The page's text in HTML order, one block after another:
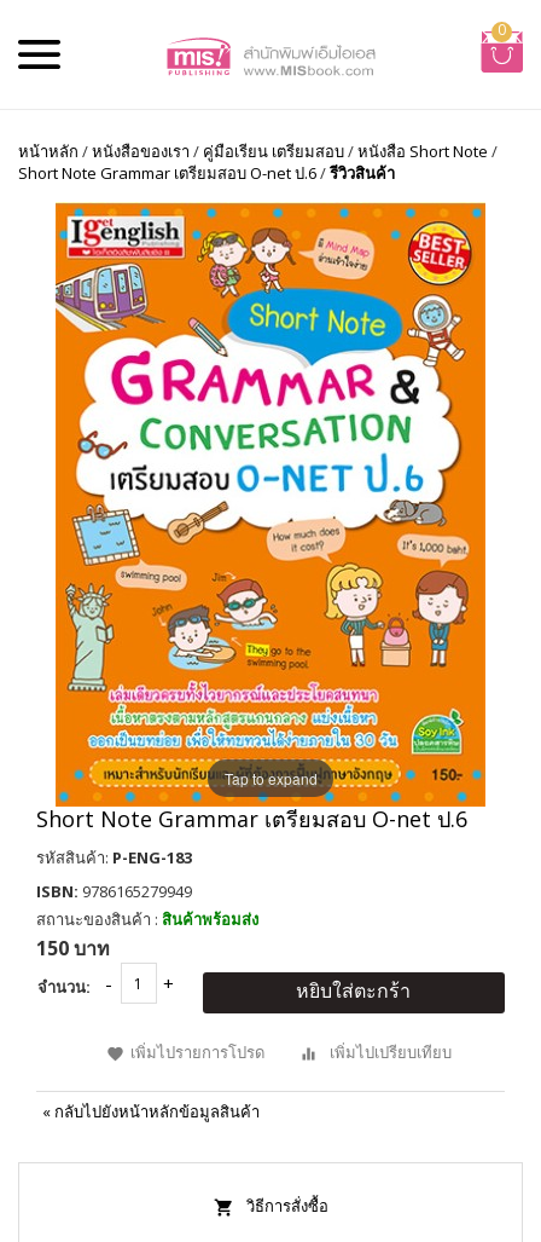
0
หน้าหลัก /หนังสือของเรา / คู่มือเรียน เตรียมสอบ/หนังสือ Short Note /
Short Note Grammar เตรียมสอบ O-net ป.6/รีวิวสินค้า
Tap to expand
Short Note Grammar เตรียมสอบ O-net ป.6
รหัสสินค้า: P-ENG-183
ISBN: 9786165279949
สถานะของสินค้า : สินค้าพร้อมส่ง
150 บาท
จำนวน: หยิบใส่ตะกร้า
เพิ่มไปรายการโปรด เพิ่มไปเปรียบเทียบ
« กลับไปยังหน้าหลักข้อมูลสินค้า
วิธีการสั่งซื้อ